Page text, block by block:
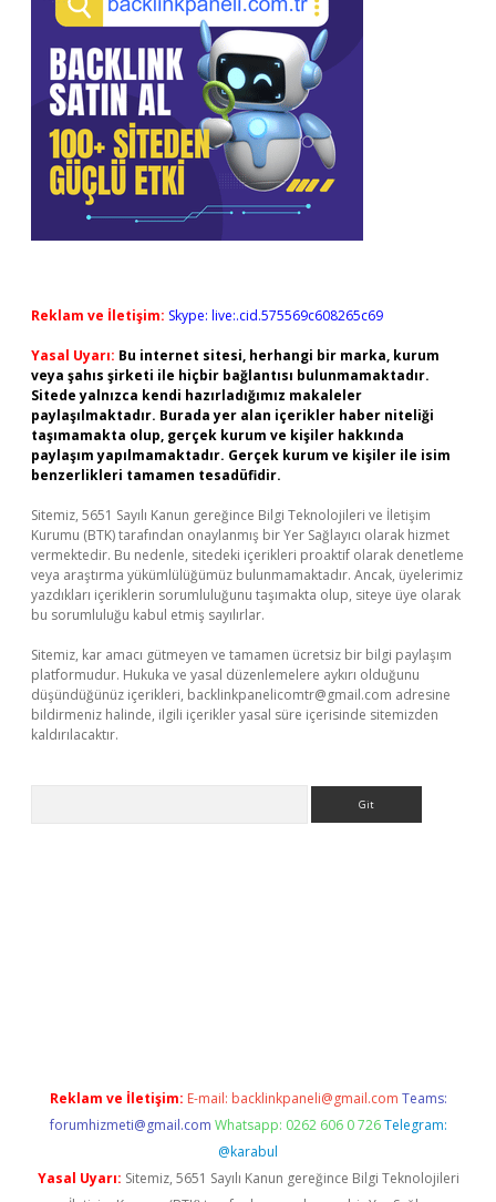
Reklam ve İletişim: Skype: live:.cid.575569c608265c69
Yasal Uyarı: Bu internet sitesi, herhangi bir marka, kurum
veya şahıs şirketi ile hiçbir bağlantısı bulunmamaktadır.
Sitede yalnızca kendi hazırladığımız makaleler
paylaşılmaktadır. Burada yer alan içerikler haber niteliği
taşımamakta olup, gerçek kurum ve kişiler hakkında
paylaşım yapılmamaktadır. Gerçek kurum ve kişiler ile isim
benzerlikleri tamamen tesadüfidir.
Sitemiz, 5651 Sayılı Kanun gereğince Bilgi Teknolojileri ve İletişim
Kurumu (BTK) tarafından onaylanmış bir Yer Sağlayıcı olarak hizmet
vermektedir. Bu nedenle, sitedeki içerikleri proaktif olarak denetleme
veya araştırma yükümlülüğümüz bulunmamaktadır. Ancak, üyelerimiz
yazdıkları içeriklerin sorumluluğunu taşımakta olup, siteye üye olarak
bu sorumluluğu kabul etmiş sayılırlar.
Sitemiz, kar amacı gütmeyen ve tamamen ücretsiz bir bilgi paylaşım
platformudur. Hukuka ve yasal düzenlemelere aykırı olduğunu
düşündüğünüz içerikleri, backlinkpanelicomtr@gmail.com adresine
bildirmeniz halinde, ilgili içerikler yasal süre içerisinde sitemizden
kaldırılacaktır.
Reklam ve İletişim: E-mail: backlinkpaneli@gmail.com Teams:
forumhizmeti@gmail.com Whatsapp: 0262 606 0 726 Telegram:
@karabul
Yasal Uyarı: Sitemiz, 5651 Sayılı Kanun gereğince Bilgi Teknolojileri